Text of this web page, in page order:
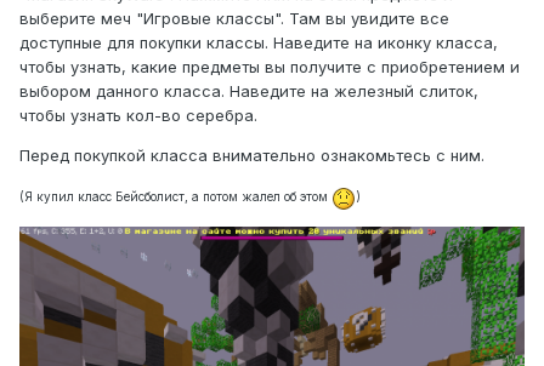
выберите меч "Игровые классы". Там вы увидите все
доступные для покупки классы. Наведите на иконку класса,
чтобы узнать, какие предметы вы получите с приобретением и
выбором данного класса. Наведите на железный слиток,
чтобы узнать кол-во серебра.
Перед покупкой класса внимательно ознакомьтесь с ним.
(Я купил класс Бейсболист, а потом жалел об этом )